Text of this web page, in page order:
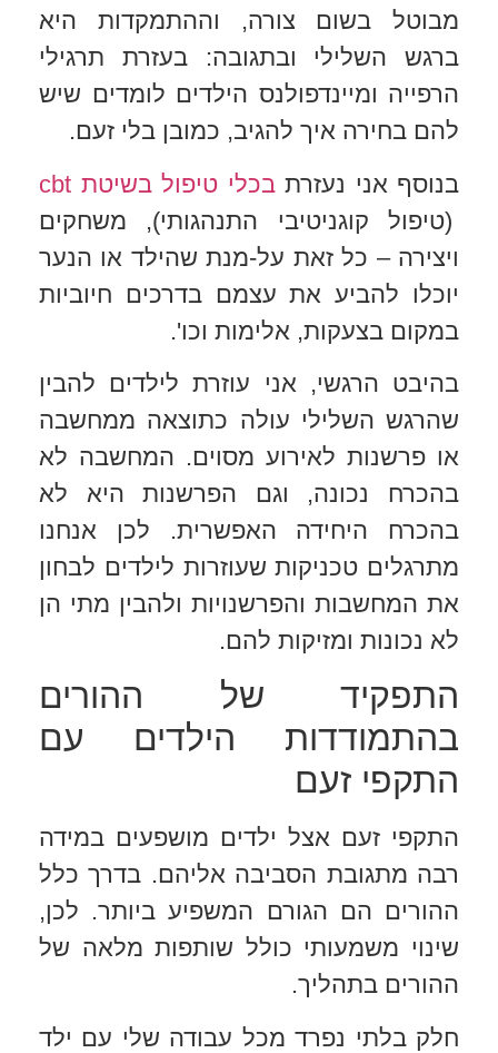
מבוטל בשום צורה, וההתמקדות היא
ברגש השלילי ובתגובה: בעזרת תרגילי
הרפייה ומיינדפולנס הילדים לומדים שיש
להם בחירה איך להגיב, כמובן בלי זעם.
בנוסף אני נעזרתבכלי טיפול בשיטת cbt
(טיפול קוגניטיבי התנהגותי), משחקים
ויצירה – כל זאת על-מנת שהילד או הנער
יוכלו להביע את עצמם בדרכים חיוביות
במקום בצעקות, אלימות וכו'.
בהיבט הרגשי, אני עוזרת לילדים להבין
שהרגש השלילי עולה כתוצאה ממחשבה
או פרשנות לאירוע מסוים. המחשבה לא
בהכרח נכונה, וגם הפרשנות היא לא
בהכרח היחידה האפשרית. לכן אנחנו
מתרגלים טכניקות שעוזרות לילדים לבחון
את המחשבות והפרשנויות ולהבין מתי הן
לא נכונות ומזיקות להם.
התפקיד של ההורים
בהתמודדות הילדים עם
התקפי זעם
התקפי זעם אצל ילדים מושפעים במידה
רבה מתגובת הסביבה אליהם. בדרך כלל
ההורים הם הגורם המשפיע ביותר. לכן,
שינוי משמעותי כולל שותפות מלאה של
ההורים בתהליך.
חלק בלתי נפרד מכל עבודה שלי עם ילד